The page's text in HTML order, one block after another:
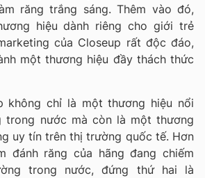
răng trắng sáng. Thêm vào đó,
hiệu dành riêng cho giới trẻ
của Closeup rất độc đáo,
một thương hiệu đầy thách thức
không chỉ là một thương hiệu nổi
nước mà còn là một thương
uy tín trên thị trường quốc tế. Hơn
đánh răng của hãng đang chiếm
trong nước, đứng thứ hai là